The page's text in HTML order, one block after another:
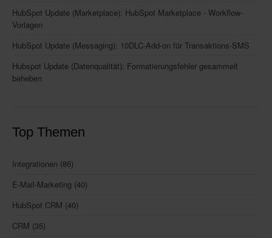
HubSpot Update (Marketplace): HubSpot Marketplace - Workflow-
Vorlagen
HubSpot Update (Messaging): 10DLC-Add-on für Transaktions-SMS
Hubspot Update (Datenqualität): Formatierungsfehler gesammelt
beheben
Top Themen
Integrationen (86)
E-Mail-Marketing (40)
HubSpot CRM (40)
CRM (35)